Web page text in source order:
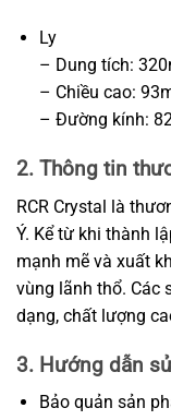
Ly
– Dung tích:
– Chiều cao:
– Đường kính:
2. Thông tin
RCR Crystal là
Ý. Kể từ khi thành
mạnh mẽ và xuất
vùng lãnh thổ. Các
dạng, chất lượng
3. Hướng dẫn
Bảo quản sản